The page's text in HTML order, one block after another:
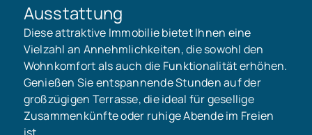
Ausstattung
Diese attraktive Immobilie bietet Ihnen eine
Vielzahl an Annehmlichkeiten, die sowohl den
Wohnkomfort als auch die Funktionalität erhöhen.
Genießen Sie entspannende Stunden auf der
großzügigen Terrasse, die ideal für gesellige
Zusammenkünfte oder ruhige Abende im Freien